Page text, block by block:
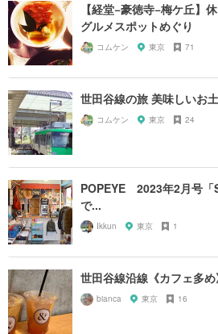
【経堂−豪徳寺−梅ケ丘】
グルメスポットめぐり
コムケン 東京 71
世田谷線の旅 美味しいお
コムケン 東京 24
POPEYE 2023年2月号「
で...
Ikkun 東京 1
世田谷線沿線《カフェ多め
bianca 東京 16